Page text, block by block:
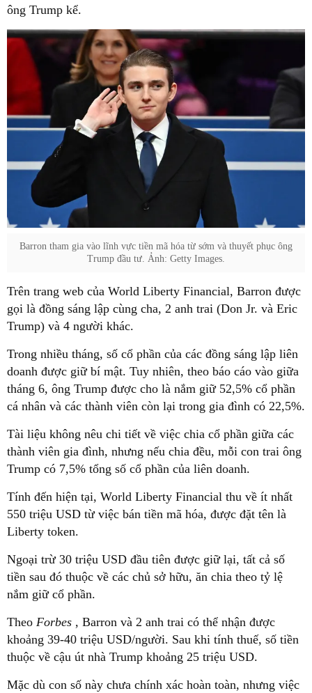
ông Trump kể.
Barron tham gia vào lĩnh vực tiền mã hóa từ sớm và thuyết phục ông
Trump đầu tư. Ảnh: Getty Images.
Trên trang web của World Liberty Financial, Barron được
gọi là đồng sáng lập cùng cha, 2 anh trai (Don Jr. và Eric
Trump) và 4 người khác.
Trong nhiều tháng, số cổ phần của các đồng sáng lập liên
doanh được giữ bí mật. Tuy nhiên, theo báo cáo vào giữa
tháng 6, ông Trump được cho là nắm giữ 52,5% cổ phần
cá nhân và các thành viên còn lại trong gia đình có 22,5%.
Tài liệu không nêu chi tiết về việc chia cổ phần giữa các
thành viên gia đình, nhưng nếu chia đều, mỗi con trai ông
Trump có 7,5% tổng số cổ phần của liên doanh.
Tính đến hiện tại, World Liberty Financial thu về ít nhất
550 triệu USD từ việc bán tiền mã hóa, được đặt tên là
Liberty token.
Ngoại trừ 30 triệu USD đầu tiên được giữ lại, tất cả số
tiền sau đó thuộc về các chủ sở hữu, ăn chia theo tỷ lệ
nắm giữ cổ phần.
Theo Forbes , Barron và 2 anh trai có thể nhận được
khoảng 39-40 triệu USD/người. Sau khi tính thuế, số tiền
thuộc về cậu út nhà Trump khoảng 25 triệu USD.
Mặc dù con số này chưa chính xác hoàn toàn, nhưng việc